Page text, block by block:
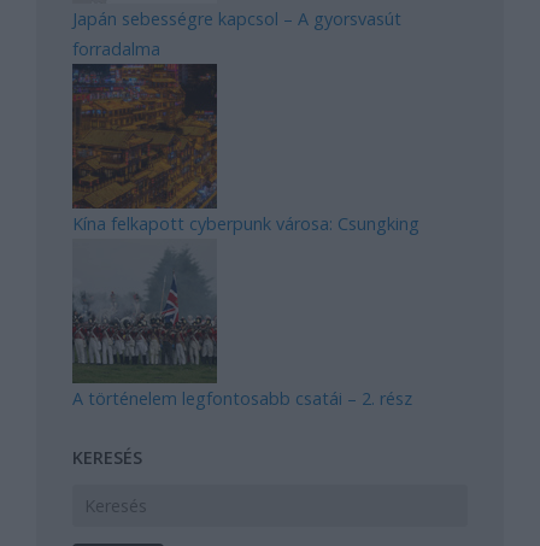
Japán sebességre kapcsol – A gyorsvasút
forradalma
Kína felkapott cyberpunk városa: Csungking
A történelem legfontosabb csatái – 2. rész
KERESÉS